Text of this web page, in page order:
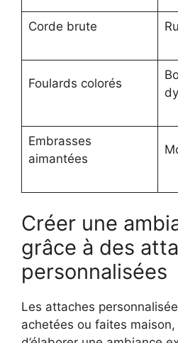
Corde brute
Foulards colorés
Embrasses
aimantées
Créer une
grâce à des
personnalisées
Les attaches
achetées ou faites